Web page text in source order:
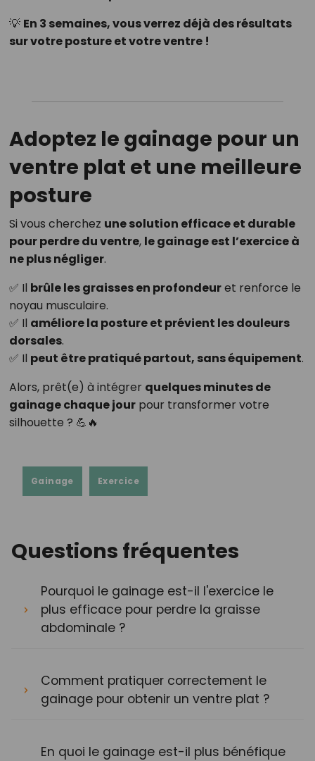
💡 En 3 semaines, vous verrez déjà des résultats
sur votre posture et votre ventre !
Adoptez le gainage pour un
ventre plat et une meilleure
posture
Si vous cherchez une solution efficace et durable
pour perdre du ventre, le gainage est l’exercice à
ne plus négliger.
✅ Il brûle les graisses en profondeuret renforce le
noyau musculaire.
✅ Il améliore la posture et prévient les douleurs
dorsales.
✅ Il peut être pratiqué partout, sans équipement.
Alors, prêt(e) à intégrer quelques minutes de
gainage chaque jourpour transformer votre
silhouette ? 💪🔥
Gainage Exercice
Questions fréquentes
Pourquoi le gainage est-il l'exercice le
plus efficace pour perdre la graisse
abdominale ?
Comment pratiquer correctement le
gainage pour obtenir un ventre plat ?
En quoi le gainage est-il plus bénéfique